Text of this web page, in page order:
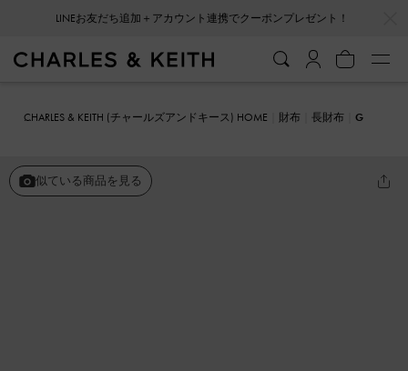
LINEお友だち追加＋アカウント連携でクーポンプレゼント！
会員登録＋ニュースレター登録で10%OFFクーポンプレゼント！
CHARLES & KEITH (チャールズアンドキース) HOME 財布 長財布
G
似ている商品を見る